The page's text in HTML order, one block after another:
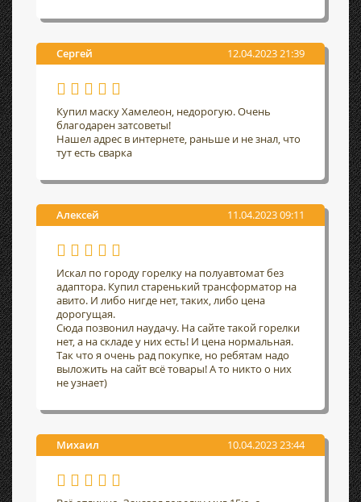
Сергей 12.04.2023 21:39
Купил маску Хамелеон, недорогую. Очень
благодарен затсоветы!
Нашел адрес в интернете, раньше и не знал, что
тут есть сварка
Алексей 11.04.2023 09:11
Искал по городу горелку на полуавтомат без
адаптора. Купил старенький трансформатор на
авито. И либо нигде нет, таких, либо цена
дорогущая.
Сюда позвонил наудачу. На сайте такой горелки
нет, а на складе у них есть! И цена нормальная.
Так что я очень рад покупке, но ребятам надо
выложить на сайт всё товары! А то никто о них
не узнает)
Михаил 10.04.2023 23:44